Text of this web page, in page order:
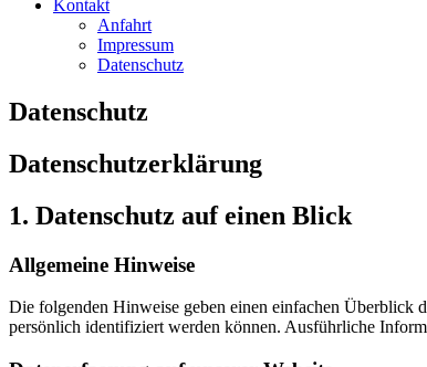
Kontakt
Anfahrt
Impressum
Datenschutz
Datenschutz
Datenschutzerklärung
1. Datenschutz auf einen Blick
Allgemeine Hinweise
Die folgenden Hinweise geben einen einfachen Überblick
persönlich identifiziert werden können. Ausführliche